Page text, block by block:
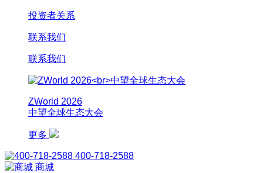
投资者关系
联系我们
联系我们
ZWorld 2026
中望全球生态大会
更多
400-718-2588
商城